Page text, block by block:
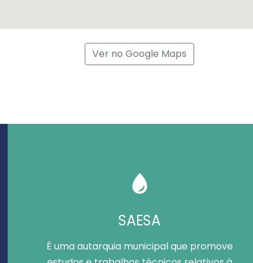
Ver no Google Maps
SAESA
É uma autarquia municipal que promove